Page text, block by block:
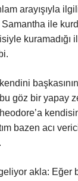
arayışıyla
Samantha ile
kuramadığı
göz bir yapay
bazen acı
akla: Eğer